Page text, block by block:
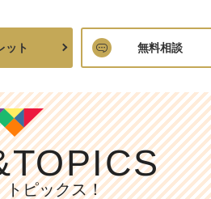
無料相談
ット
トピックス！